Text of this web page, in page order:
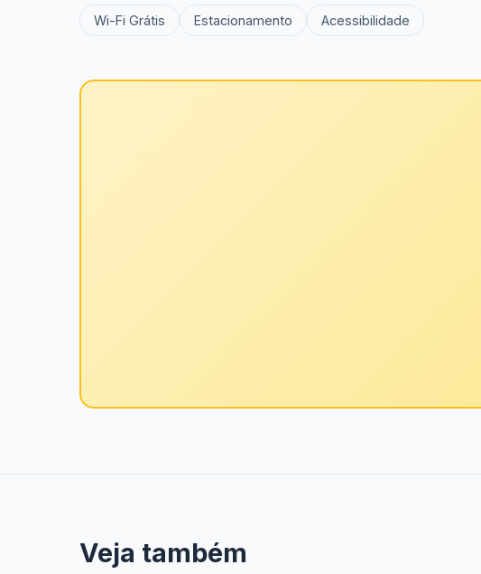
Wi-Fi Grátis Estacionamento Acessibilidade
Veja também